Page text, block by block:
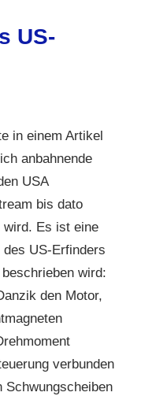
US-
in einem Artikel
anbahnende
USA
bis dato
wird. Es ist eine
US-Erfinders
wird:
den Motor,
verbunden
Schwungscheiben